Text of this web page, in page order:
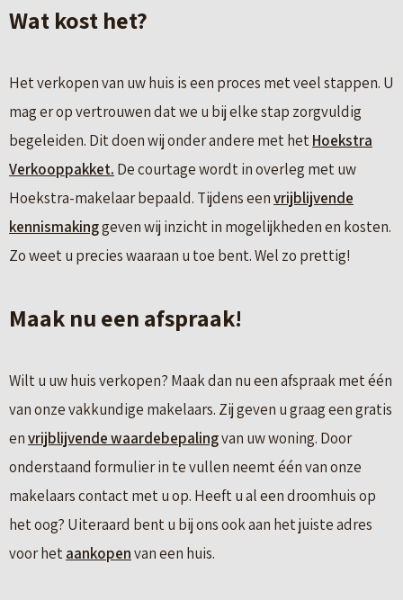
Wat kost het?
Het verkopen van uw huis is een proces met veel stappen. U
mag er op vertrouwen dat we u bij elke stap zorgvuldig
begeleiden. Dit doen wij onder andere met hetHoekstra
Verkooppakket. De courtage wordt in overleg met uw
Hoekstra-makelaar bepaald. Tijdens eenvrijblijvende
kennismakinggeven wij inzicht in mogelijkheden en kosten.
Zo weet u precies waaraan u toe bent. Wel zo prettig!
Maak nu een afspraak!
Wilt u uw huis verkopen? Maak dan nu een afspraak met één
van onze vakkundige makelaars. Zij geven u graag een gratis
envrijblijvende waardebepalingvan uw woning. Door
onderstaand formulier in te vullen neemt één van onze
makelaars contact met u op. Heeft u al een droomhuis op
het oog? Uiteraard bent u bij ons ook aan het juiste adres
voor hetaankopenvan een huis.